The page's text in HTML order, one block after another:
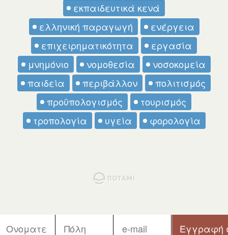
εκπαιδευτικά κενά
ελληνική παραγωγή
ενέργεια
επιχειρηματικότητα
εργασία
μνημόνιο
νομοθεσία
νοσοκομεία
παιδεία
περιβάλλον
πολιτισμός
προϋπολογισμός
τουρισμός
τροπολογία
υγεία φορολογία